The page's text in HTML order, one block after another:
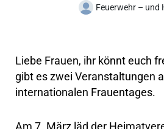
Feuerwehr – und
Liebe Frauen, ihr könnt euch
gibt es zwei Veranstaltungen
internationalen Frauentages.
Am 7. März läd der